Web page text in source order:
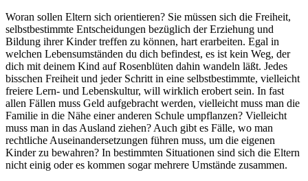
Woran sollen Eltern sich orientieren? Sie müssen sich die Freiheit,
selbstbestimmte Entscheidungen bezüglich der Erziehung und
Bildung ihrer Kinder treffen zu können, hart erarbeiten. Egal in
welchen Lebensumständen du dich befindest, es ist kein Weg, der
dich mit deinem Kind auf Rosenblüten dahin wandeln läßt. Jedes
bisschen Freiheit und jeder Schritt in eine selbstbestimmte, vielleicht
freiere Lern- und Lebenskultur, will wirklich erobert sein. In fast
allen Fällen muss Geld aufgebracht werden, vielleicht muss man die
Familie in die Nähe einer anderen Schule umpflanzen? Vielleicht
muss man in das Ausland ziehen? Auch gibt es Fälle, wo man
rechtliche Auseinandersetzungen führen muss, um die eigenen
Kinder zu bewahren? In bestimmten Situationen sind sich die Eltern
nicht einig oder es kommen sogar mehrere Umstände zusammen.